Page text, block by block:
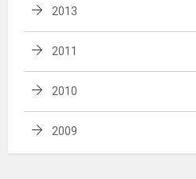
2013
2011
2010
2009